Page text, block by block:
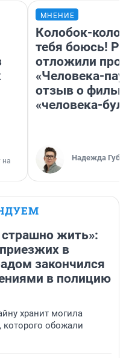
на
МНЕНИЕ
Колобок-
тебя боюсь!
отложили
«Человека-
отзыв о
«человека-
Надежда
страшно жить»:
в
закончился
в полицию
хранит могила
которого обожали